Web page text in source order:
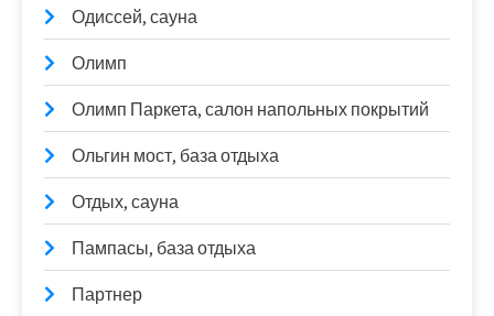
Одиссей, сауна
Олимп
Олимп Паркета, салон напольных покрытий
Ольгин мост, база отдыха
Отдых, сауна
Пампасы, база отдыха
Партнер